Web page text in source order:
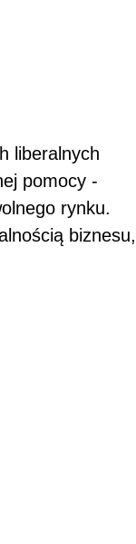
liberalnych
pomocy -
rynku.
biznesu,